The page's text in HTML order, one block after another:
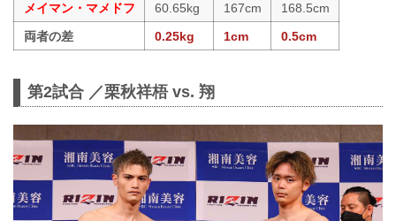
メイマン・マメドフ
60.65kg 167cm
168.5cm
両者の差
0.25kg 1cm 0.5cm
第2試合 ／栗秋祥梧 vs. 翔